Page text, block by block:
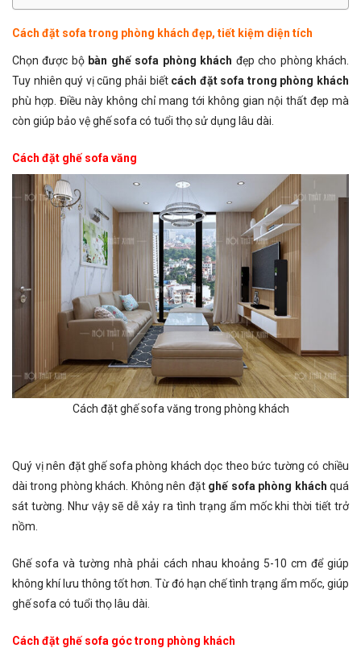
Cách đặt sofa trong phòng khách đẹp, tiết kiệm diện tích
Chọn được bộ bàn ghế sofa phòng khách đẹp cho phòng khách.
Tuy nhiên quý vị cũng phải biết cách đặt sofa trong phòng khách
phù hợp. Điều này không chỉ mang tới không gian nội thất đẹp mà
còn giúp bảo vệ ghế sofa có tuổi thọ sử dụng lâu dài.
Cách đặt ghế sofa văng
Cách đặt ghế sofa văng trong phòng khách
Quý vị nên đặt ghế sofa phòng khách dọc theo bức tường có chiều
dài trong phòng khách. Không nên đặt ghế sofa phòng khách quá
sát tường. Như vậy sẽ dễ xảy ra tình trạng ẩm mốc khi thời tiết trở
nồm.
Ghế sofa và tường nhà phải cách nhau khoảng 5-10 cm để giúp
không khí lưu thông tốt hơn. Từ đó hạn chế tình trạng ẩm mốc, giúp
ghế sofa có tuổi thọ lâu dài.
Cách đặt ghế sofa góc trong phòng khách